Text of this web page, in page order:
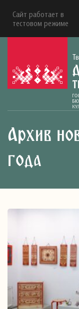
Сайт работает в
тестовом режиме
Архив
года